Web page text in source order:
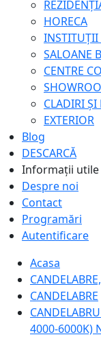
HORECA
INSTITUȚII
SALOANE
CENTRE
CLADIRI
EXTERIOR
Blog
DESCARCĂ
Informații utile
Despre noi
Contact
Programări
Autentificare
Acasa
CANDELABRE
4000-6000K)